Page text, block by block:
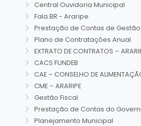
Central Ouvidoria Municipal
Fala.BR - Araripe
Prestação de Contas de Gestão
Plano de Contratações Anual
EXTRATO DE CONTRATOS –
CACS FUNDEB
CAE – CONSELHO DE
CME – ARARIPE
Gestão Fiscal
Prestação de Contas do
Planejamento Municipal